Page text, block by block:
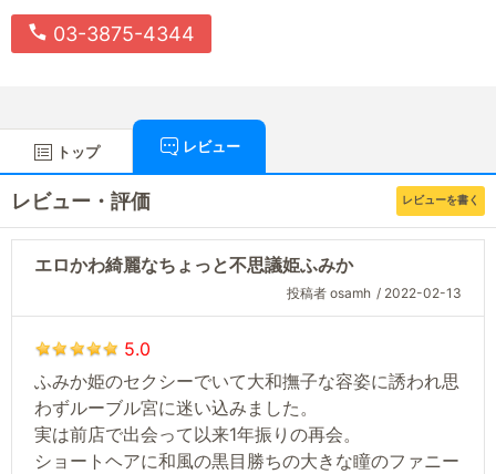
03-3875-4344
トップ レビュー
レビュー・評価 レビューを書く
エロかわ綺麗なちょっと不思議姫ふみか
投稿者 osamh / 2022-02-13
5.0
ふみか姫のセクシーでいて大和撫子な容姿に誘われ思
わずルーブル宮に迷い込みました。
実は前店で出会って以来1年振りの再会。
ショートヘアに和風の黒目勝ちの大きな瞳のファニー